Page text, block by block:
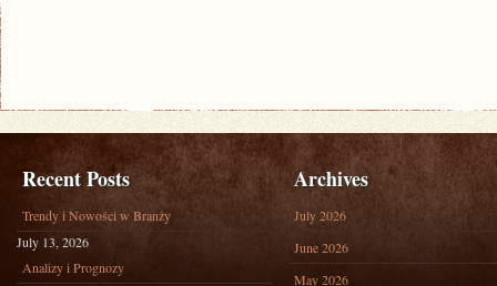
Recent Posts
Trendy i Nowości w Branży
July 13, 2026
Analizy i Prognozy
Archives
July 2026
June 2026
May 2026